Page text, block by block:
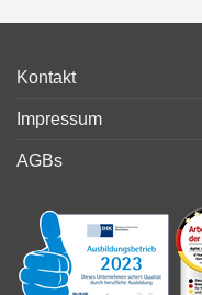
Kontakt
Impressum
AGBs